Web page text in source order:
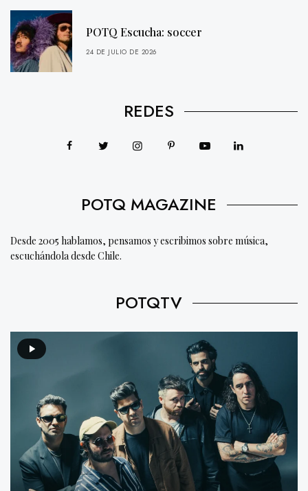
POTQ Escucha: soccer
24 DE JULIO DE 2026
REDES
POTQ MAGAZINE
Desde 2005 hablamos, pensamos y escribimos sobre música,
escuchándola desde Chile.
POTQTV